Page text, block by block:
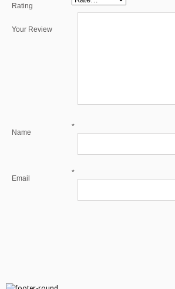
Rating
Your Review
Name
*
Email
*